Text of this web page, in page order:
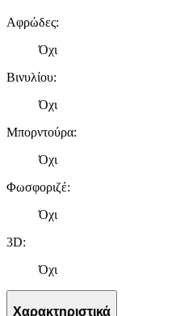
Αφρώδες:
Όχι
Βινυλίου:
Όχι
Μπορντούρα:
Όχι
Φωσφοριζέ:
Όχι
3D:
Όχι
Χαρακτηριστικά